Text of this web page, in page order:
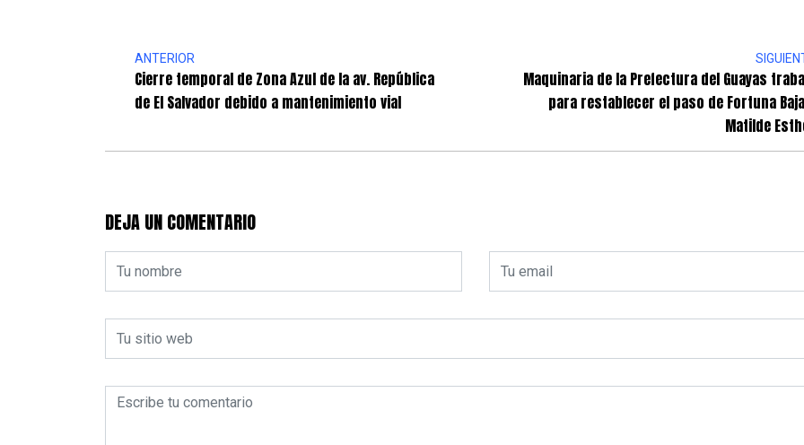
ANTERIOR
Cierre temporal de Zona Azul de la av. República
de El Salvador debido a mantenimiento vial
Maquinaria de la Prefectura del Guayas
para restablecer el paso de Fortuna
Matilde
DEJA UN COMENTARIO